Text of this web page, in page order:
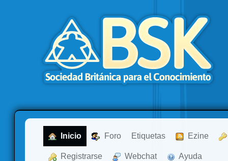
Inicio Foro Etiquetas Ezine
Registrarse Webchat Ayuda